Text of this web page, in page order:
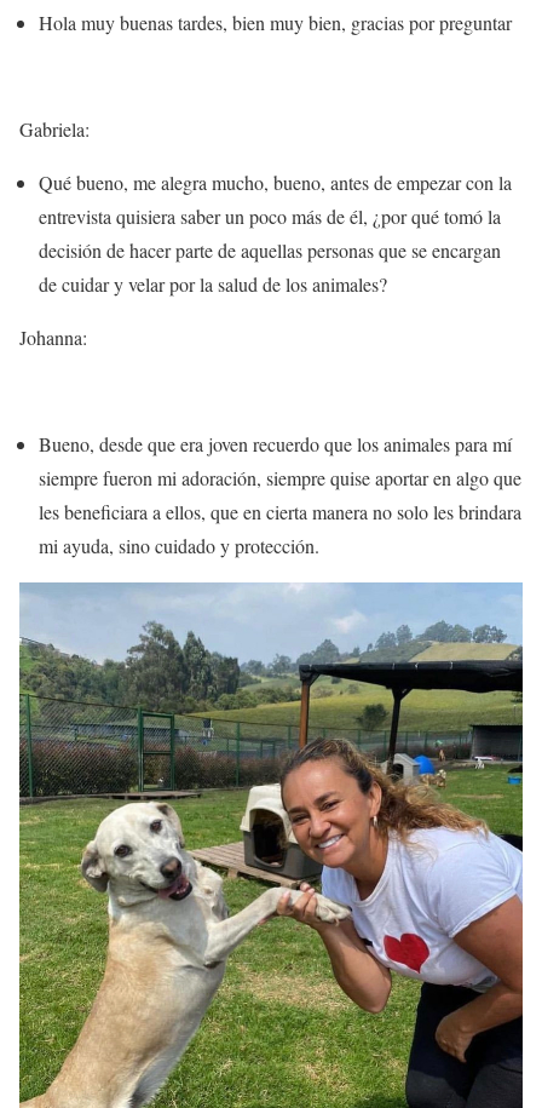
Hola muy buenas tardes, bien muy bien, gracias por preguntar
Gabriela:
Qué bueno, me alegra mucho, bueno, antes de empezar con la
entrevista quisiera saber un poco más de él, ¿por qué tomó la
decisión de hacer parte de aquellas personas que se encargan
de cuidar y velar por la salud de los animales?
Johanna:
Bueno, desde que era joven recuerdo quelos animales para mí
siempre fueron mi adoración, siempre quise aportar en algo que
les beneficiara a ellos, que en cierta manera no solo les brindara
mi ayuda, sino cuidado y protección.